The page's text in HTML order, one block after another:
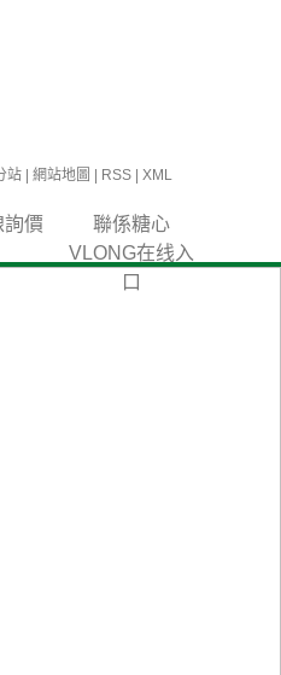
站 網站地圖 RSS XML
詢價
聯係糖心
VLONG在线入
口